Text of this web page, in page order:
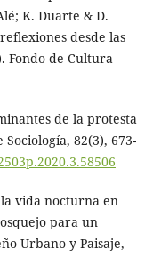
K. Duarte & D.
desde las
Fondo de Cultura
de la protesta
82(3), 673-
la vida nocturna en
para un
Urbano y Paisaje,